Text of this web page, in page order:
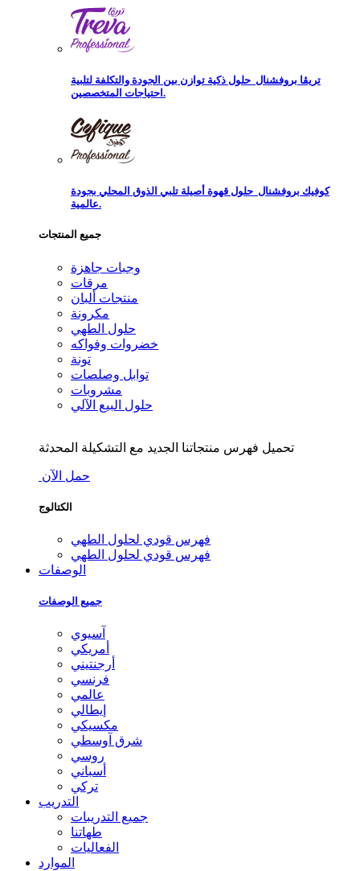
تريڨا بروفشنال حلول ذكية توازن بين الجودة والتكلفة لتلبية
احتياجات المتخصصين.
كوفيك بروفشنال حلول قهوة أصيلة تلبي الذوق المحلي بجودة
عالمية.
جميع المنتجات
وجبات جاهزة
مرقات
منتجات ألبان
مكرونة
حلول الطهي
خضروات وفواكه
تونة
توابل وصلصات
مشروبات
حلول البيع الآلي
تحميل فهرس منتجاتنا الجديد مع التشكيلة المحدثة
حمل الآن
الكتالوج
فهرس قودي لحلول الطهي
فهرس قودي لحلول الطهي
الوصفات
جميع الوصفات
آسيوي
أمريكي
أرجنتيني
فرنسي
عالمي
إيطالي
مكسيكي
شرق آوسطي
روسي
أسباني
تركي
التدريب
جميع التدريبات
طهاتنا
الفعاليات
الموارد